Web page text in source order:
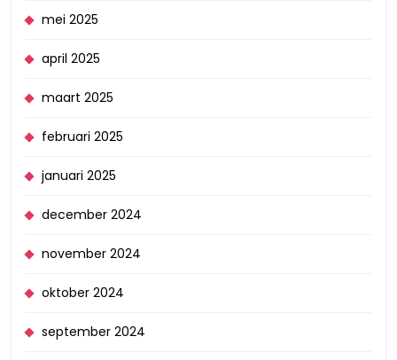
mei 2025
april 2025
maart 2025
februari 2025
januari 2025
december 2024
november 2024
oktober 2024
september 2024